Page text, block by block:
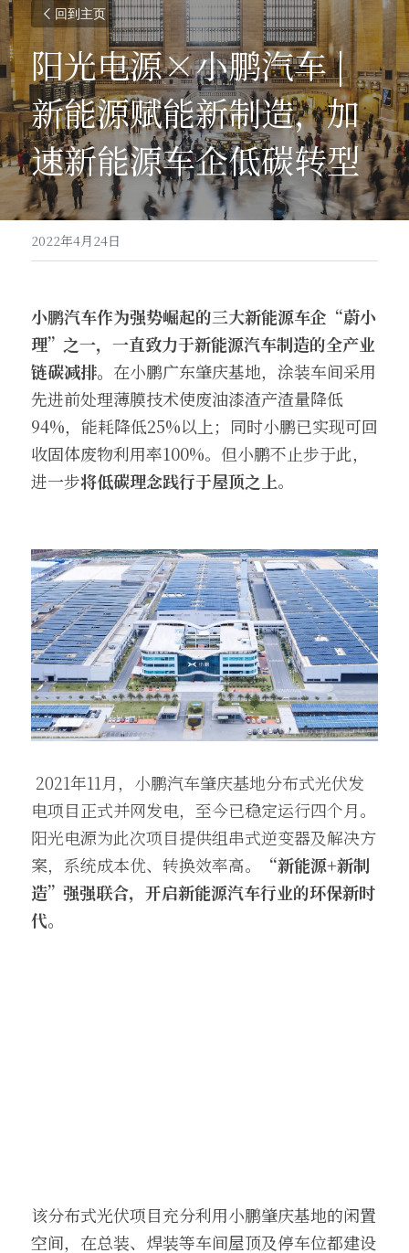
回到主页
阳光电源×小鹏汽车 |
新能源赋能新制造，加
速新能源车企低碳转型
2022年4月24日
小鹏汽车作为强势崛起的三大新能源车企“蔚小
理”之一，一直致力于新能源汽车制造的全产业
链碳减排。 在小鹏广东肇庆基地，涂装车间采用
先进前处理薄膜技术使废油漆渣产渣量降低
94%，能耗降低25%以上；同时小鹏已实现可回
收固体废物利用率100%。但小鹏不止步于此，
进一步将低碳理念践行于屋顶之上。
电项目正式并网发电，至今已稳定运行四个月。
阳光电源为此次项目提供组串式逆变器及解决方
案，系统成本优、转换效率高。
“新能源+新制
造”强强联合，开启新能源汽车行业的环保新时
代。
该分布式光伏项目充分利用小鹏肇庆基地的闲置
空间，在总装、焊装等车间屋顶及停车位都建设